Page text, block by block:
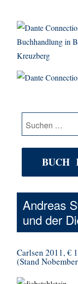
Dante
Suche
nach:
BUCH
Andreas
und der
Carlsen 2011, €
(Stand